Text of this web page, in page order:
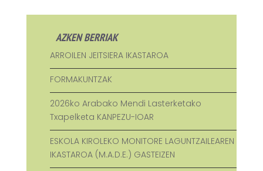
AZKEN BERRIAK
ARROILEN JEITSIERA IKASTAROA
FORMAKUNTZAK
2026ko Arabako Mendi Lasterketako
Txapelketa KANPEZU-IOAR
ESKOLA KIROLEKO MONITORE LAGUNTZAILEAREN
IKASTAROA (M.A.D.E.) GASTEIZEN